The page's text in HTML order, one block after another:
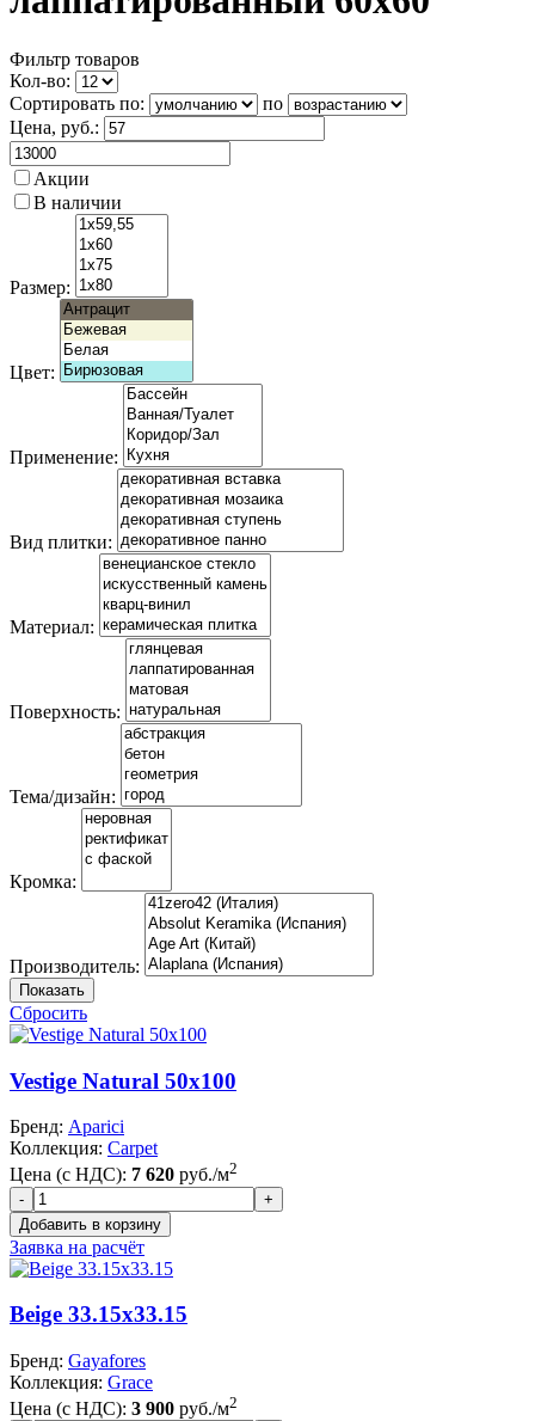
Фильтр товаров
Кол-во:
Сортировать по:
по
Цена, руб.:
Акции
В наличии
Размер:
Цвет:
Применение:
Вид плитки:
Материал:
Поверхность:
Тема/дизайн:
Кромка:
Производитель:
Показать
Сбросить
Vestige Natural 50x100
Бренд: Aparici
Коллекция: Carpet
Цена (с НДС): 7 620 руб./м2
Заявка на расчёт
Beige 33.15x33.15
Бренд: Gayafores
Коллекция: Grace
Цена (с НДС): 3 900 руб./м2